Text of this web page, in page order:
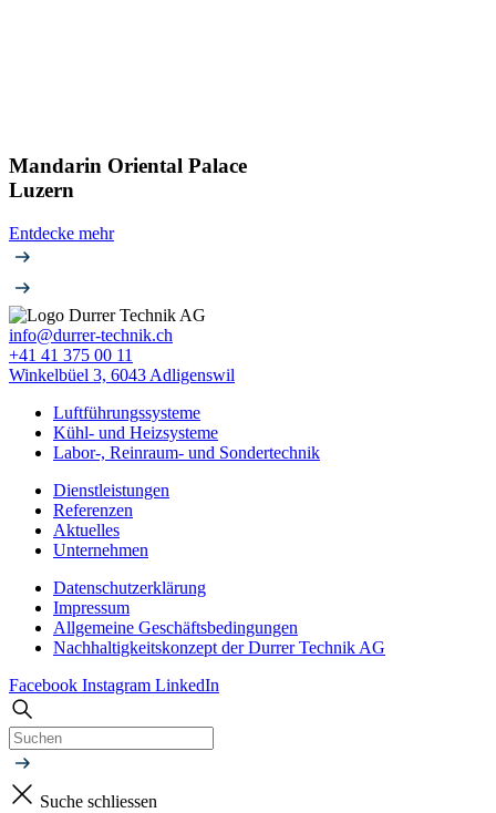
Mandarin Oriental Palace
Luzern
Entdecke mehr
info@durrer-technik.ch
+41 41 375 00 11
Winkelbüel 3, 6043 Adligenswil
Luftführungssysteme
Kühl- und Heizsysteme
Labor-, Reinraum- und Sondertechnik
Dienstleistungen
Referenzen
Aktuelles
Unternehmen
Datenschutzerklärung
Impressum
Allgemeine Geschäfts­bedingungen
Nachhaltigkeitskonzept der Durrer Technik AG
Facebook Instagram LinkedIn
Suche schliessen